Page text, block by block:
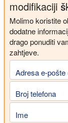
modifikaciji
Molimo koristite
dodatne
drago ponuditi
zahtjeve.
Adresa e-pošte
Broj telefona
Ime